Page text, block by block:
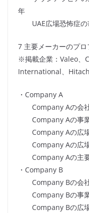
年
UAE広場恐怖症の
7 主要メーカーのプ
※掲載企業：Valeo
International、
・Company A
Company Aの会
Company Aの事
Company Aの広場
Company Aの広場
Company Aの主要
・Company B
Company Bの会
Company Bの事
Company Bの広場